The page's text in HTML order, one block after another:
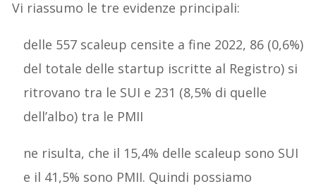
Vi riassumo le tre evidenze principali:
delle 557 scaleup censite a fine 2022, 86 (0,6%)
del totale delle startup iscritte al Registro) si
ritrovano tra le SUI e 231 (8,5% di quelle
dell’albo) tra le PMII
ne risulta, che il 15,4% delle scaleup sono SUI
e il 41,5% sono PMII. Quindi possiamo